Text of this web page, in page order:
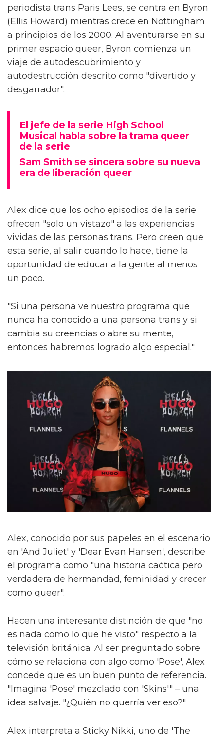
periodista trans Paris Lees, se centra en Byron
(Ellis Howard) mientras crece en Nottingham
a principios de los 2000. Al aventurarse en su
primer espacio queer, Byron comienza un
viaje de autodescubrimiento y
autodestrucción descrito como "divertido y
desgarrador".
El jefe de la serie High School
Musical habla sobre la trama queer
de la serie
Sam Smith se sincera sobre su nueva
era de liberación queer
Alex dice que los ocho episodios de la serie
ofrecen "solo un vistazo" a las experiencias
vividas de las personas trans. Pero creen que
esta serie, al salir cuando lo hace, tiene la
oportunidad de educar a la gente al menos
un poco.
"Si una persona ve nuestro programa que
nunca ha conocido a una persona trans y si
cambia su creencias o abre su mente,
entonces habremos logrado algo especial."
Alex, conocido por sus papeles en el escenario
en 'And Juliet' y 'Dear Evan Hansen', describe
el programa como "una historia caótica pero
verdadera de hermandad, feminidad y crecer
como queer".
Hacen una interesante distinción de que "no
es nada como lo que he visto" respecto a la
televisión británica. Al ser preguntado sobre
cómo se relaciona con algo como 'Pose', Alex
concede que es un buen punto de referencia.
"Imagina 'Pose' mezclado con 'Skins'" – una
idea salvaje. "¿Quién no querría ver eso?"
Alex interpreta a Sticky Nikki, uno de 'The